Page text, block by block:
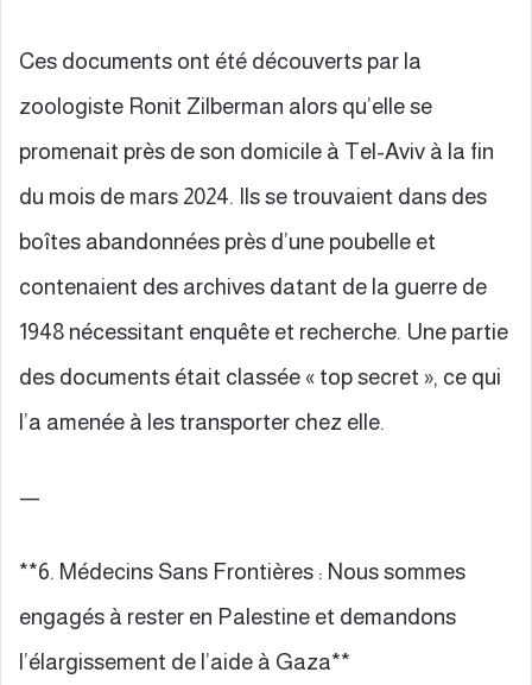
Ces documents ont été découverts par la
zoologiste Ronit Zilberman alors qu’elle se
promenait près de son domicile à Tel-Aviv à la fin
du mois de mars 2024. Ils se trouvaient dans des
boîtes abandonnées près d’une poubelle et
contenaient des archives datant de la guerre de
1948 nécessitant enquête et recherche. Une partie
des documents était classée « top secret », ce qui
l’a amenée à les transporter chez elle.
—
**6. Médecins Sans Frontières : Nous sommes
engagés à rester en Palestine et demandons
l’élargissement de l’aide à Gaza**